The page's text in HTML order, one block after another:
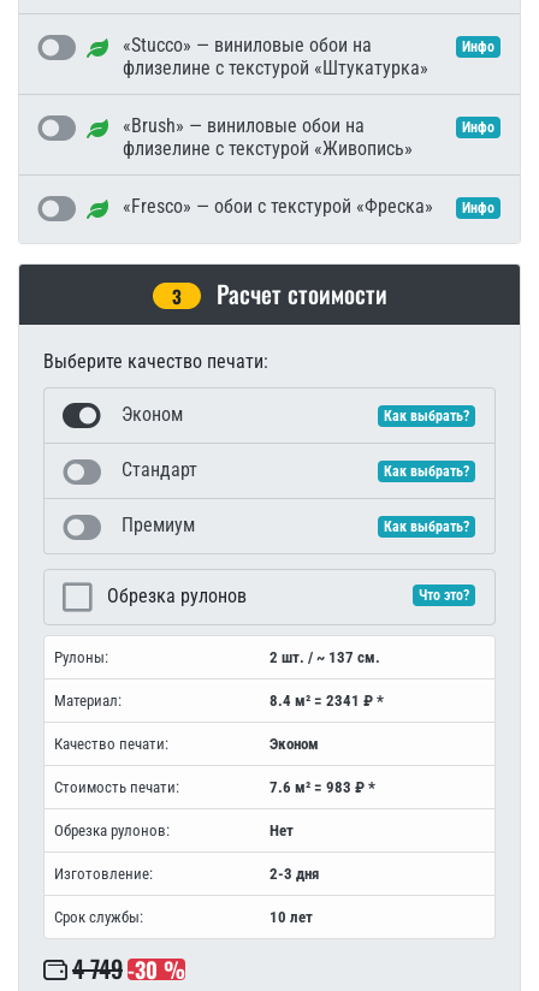
«Stucco» — виниловые обои на
флизелине с текстурой «Штукатурка»
Инфо
«Brush» — виниловые обои на
флизелине с текстурой «Живопись»
Инфо
«Fresco» — обои с текстурой «Фреска» Инфо
3 Расчет стоимости
Выберите качество печати:
Эконом Как выбрать?
Стандарт Как выбрать?
Премиум Как выбрать?
Обрезка рулонов Что это?
Рулоны: 2 шт. / ~ 137 см.
Материал: 8.4 м² = 2341 ₽ *
Качество печати: Эконом
Стоимость печати: 7.6 м² = 983 ₽ *
Обрезка рулонов: Нет
Изготовление: 2-3 дня
Срок службы: 10 лет
4 749-30 %